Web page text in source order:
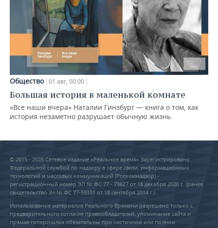
Общество 01 авг, 00:00
Большая история в маленькой комнате
«Все наши вчера» Наталии Гинзбург — книга о том, как
история незаметно разрушает обычную жизнь
© 2015 - 2026 Сетевое издание «Реальное время» Зарегистрировано
Федеральной службой по надзору в сфере связи, информационных
технологий и массовых коммуникаций (Роскомнадзор) –
регистрационный номер ЭЛ № ФС 77 - 79627 от 18 декабря 2020 г. (ранее
свидетельство Эл № ФС 77-59331 от 18 сентября 2014 г.)
Использование материалов Реального Времени разрешено только с
предварительного согласия правообладателей, упоминание сайта и
прямая гиперссылка обязательны при частичном или полном